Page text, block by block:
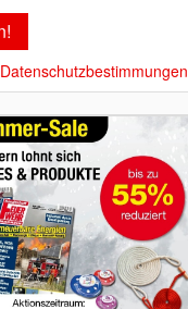
Datenschutzbestimmungen